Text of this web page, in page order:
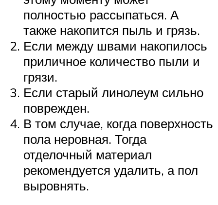
полностью рассыпаться. А
также накопится пыль и грязь.
Если между швами накопилось
приличное количество пыли и
грязи.
Если старый линолеум сильно
поврежден.
В том случае, когда поверхность
пола неровная. Тогда
отделочный материал
рекомендуется удалить, а пол
выровнять.